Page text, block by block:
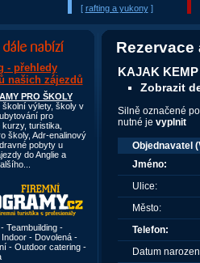
[ rafting a yukony]
nabídka
- přehledy
našich zájezdů
PRO ŠKOLY
školní výlety, školy v
pro
turistika,
školy, Adr-enalinový
pobyty u
do Anglie a
Teambuilding -
- Dovolená -
- Outdoor catering -
KAJAK
Zobrazit
Silně označené
nutné je vyplnit
Objednavatel
Jméno:
Ulice:
Město:
Telefon:
Datum